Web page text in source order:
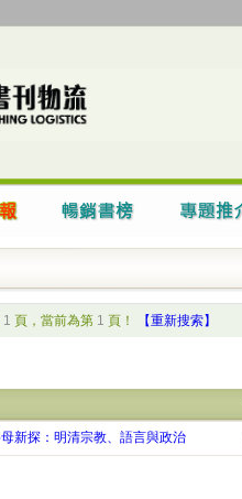
1 頁，當前為第 1 頁！ 【重新搜索】
新探：明清宗教、語言與政治